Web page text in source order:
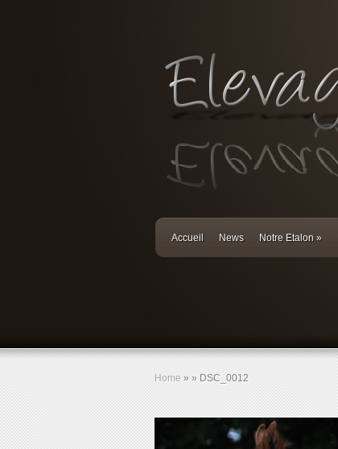
Accueil News Notre Etalon »
Home » » DSC_0012